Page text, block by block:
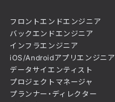
フロントエンドエンジニア
バックエンドエンジニア
インフラエンジニア
iOS/Androidアプリエンジニア
データサイエンティスト
プロジェクトマネージャ
プランナー・ディレクター